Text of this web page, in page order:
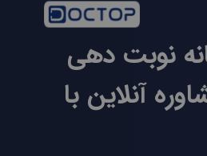
نوبت دهی
آنلاین با